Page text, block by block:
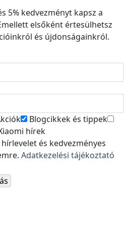
5% kedvezményt kapsz a
elsőként értesülhetsz
és újdonságainkról.
Blogcikkek és tippek
hírek
és kedvezményes
Adatkezelési tájékoztató